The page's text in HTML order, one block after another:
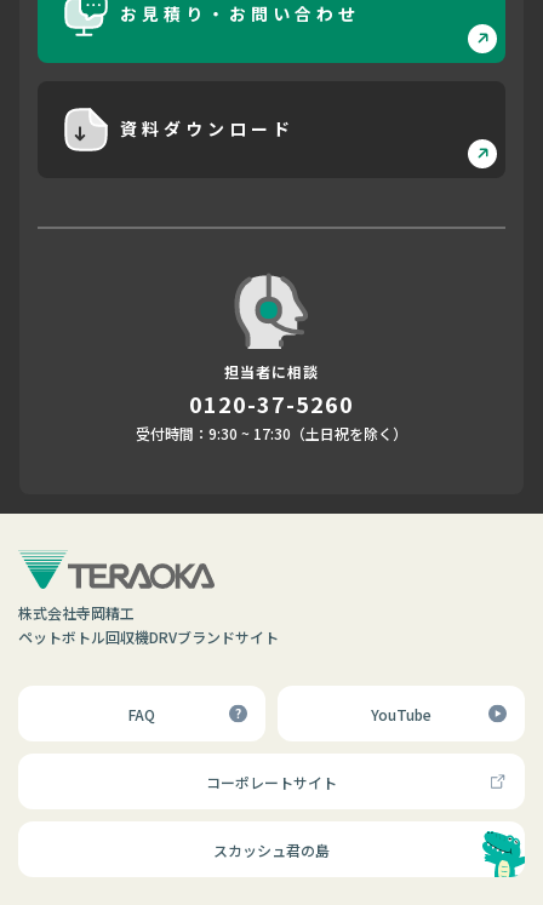
お見積り・お問い合わせ
資料ダウンロード
担当者に相談
0120-37-5260
受付時間：9:30 ~ 17:30（土日祝を除く）
株式会社寺岡精工
ペットボトル回収機DRVブランドサイト
FAQ YouTube
コーポレートサイト
スカッシュ君の島